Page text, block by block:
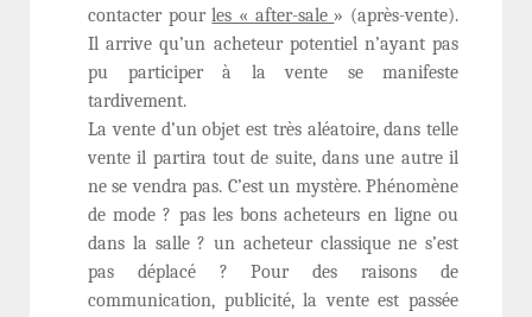
contacter pourles « after-sale » (après-vente).
Il arrive qu’un acheteur potentiel n’ayant pas
pu participer à la vente se manifeste
tardivement.
La vente d’un objet est très aléatoire, dans telle
vente il partira tout de suite, dans une autre il
ne se vendra pas. C’est un mystère. Phénomène
de mode ? pas les bons acheteurs en ligne ou
dans la salle ? un acheteur classique ne s’est
pas déplacé ? Pour des raisons de
communication, publicité, la vente est passée